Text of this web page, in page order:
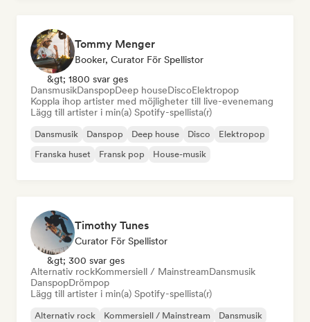
Tommy Menger
Booker, Curator För Spellistor
&gt; 1800 svar ges
DansmusikDanspopDeep houseDiscoElektropop
Koppla ihop artister med möjligheter till live-evenemang
Lägg till artister i min(a) Spotify-spellista(r)
Dansmusik Danspop Deep house Disco
Elektropop
Franska huset
Fransk pop House-musik
Timothy Tunes
Curator För Spellistor
&gt; 300 svar ges
Alternativ rockKommersiell / MainstreamDansmusik
DanspopDrömpop
Lägg till artister i min(a) Spotify-spellista(r)
Alternativ rock Kommersiell / Mainstream Dansmusik